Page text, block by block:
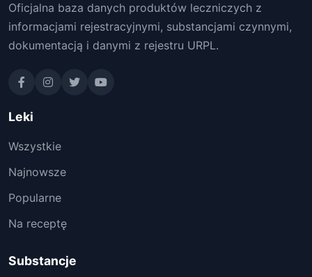
Oficjalna baza danych produktów leczniczych z
informacjami rejestracyjnymi, substancjami czynnymi,
dokumentacją i danymi z rejestru URPL.
Leki
Wszystkie
Najnowsze
Popularne
Na receptę
Substancje